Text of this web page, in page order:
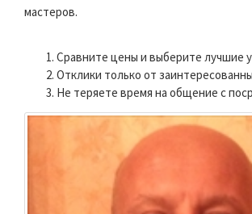
мастеров.
Сравните цены и выберите лучшие
Отклики только от
Не теряете время на общение с